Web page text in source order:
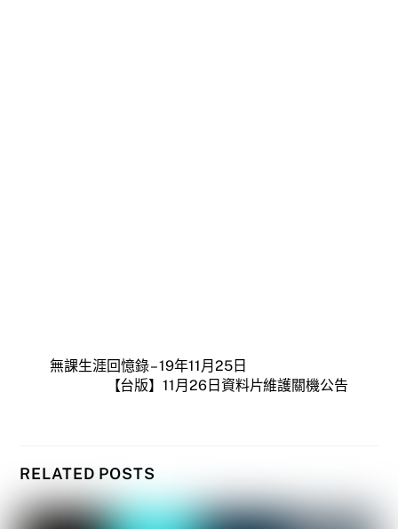
無課生涯回憶錄 – 19年11月25日
【台版】11月26日資料片維護關機公告
RELATED POSTS